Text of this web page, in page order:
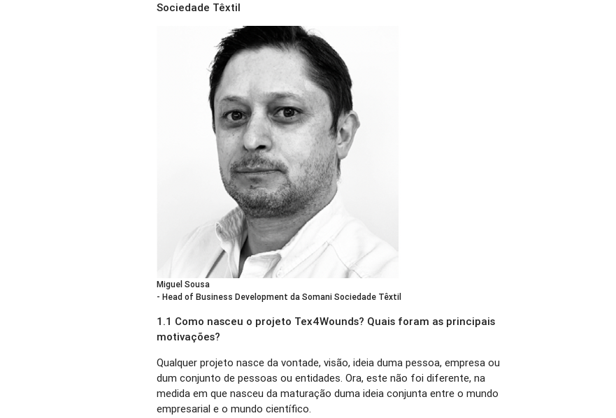
Sociedade Têxtil
Miguel Sousa
- Head of Business Development da Somani Sociedade Têxtil
1.1 Como nasceu o projeto Tex4Wounds? Quais foram as principais
motivações?
Qualquer projeto nasce da vontade, visão, ideia duma pessoa, empresa ou
dum conjunto de pessoas ou entidades. Ora, este não foi diferente, na
medida em que nasceu da maturação duma ideia conjunta entre o mundo
empresarial e o mundo científico.